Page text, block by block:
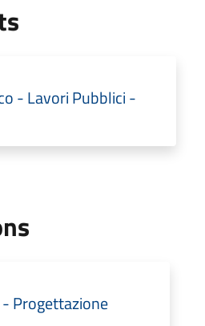
- Lavori Pubblici -
Progettazione